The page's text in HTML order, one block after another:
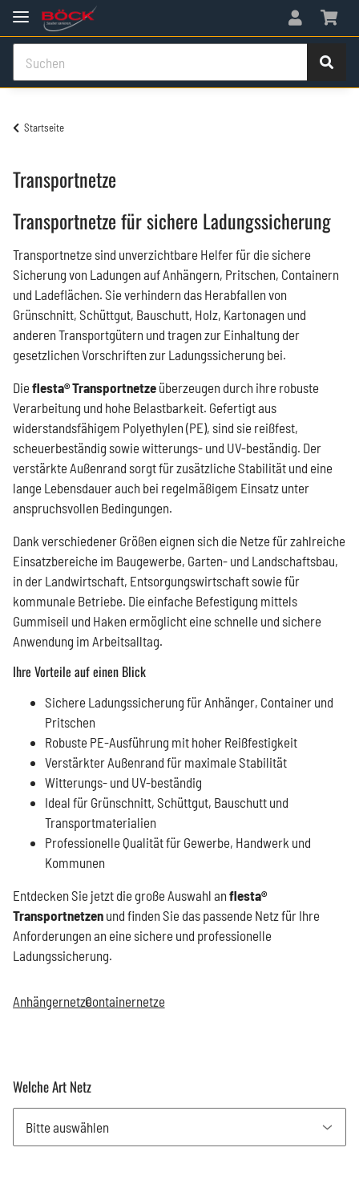
Startseite
Transportnetze
Transportnetze für sichere Ladungssicherung
Transportnetze sind unverzichtbare Helfer für die sichere
Sicherung von Ladungen auf Anhängern, Pritschen, Containern
und Ladeflächen. Sie verhindern das Herabfallen von
Grünschnitt, Schüttgut, Bauschutt, Holz, Kartonagen und
anderen Transportgütern und tragen zur Einhaltung der
gesetzlichen Vorschriften zur Ladungssicherung bei.
Dieflesta® Transportnetze überzeugen durch ihre robuste
Verarbeitung und hohe Belastbarkeit. Gefertigt aus
widerstandsfähigem Polyethylen (PE), sind sie reißfest,
scheuerbeständig sowie witterungs- und UV-beständig. Der
verstärkte Außenrand sorgt für zusätzliche Stabilität und eine
lange Lebensdauer auch bei regelmäßigem Einsatz unter
anspruchsvollen Bedingungen.
Dank verschiedener Größen eignen sich die Netze für zahlreiche
Einsatzbereiche im Baugewerbe, Garten- und Landschaftsbau,
in der Landwirtschaft, Entsorgungswirtschaft sowie für
kommunale Betriebe. Die einfache Befestigung mittels
Gummiseil und Haken ermöglicht eine schnelle und sichere
Anwendung im Arbeitsalltag.
Ihre Vorteile auf einen Blick
Sichere Ladungssicherung für Anhänger, Container und
Pritschen
Robuste PE-Ausführung mit hoher Reißfestigkeit
Verstärkter Außenrand für maximale Stabilität
Witterungs- und UV-beständig
Ideal für Grünschnitt, Schüttgut, Bauschutt und
Transportmaterialien
Professionelle Qualität für Gewerbe, Handwerk und
Kommunen
Entdecken Sie jetzt die große Auswahl an flesta®
Transportnetzen und finden Sie das passende Netz für Ihre
Anforderungen an eine sichere und professionelle
Ladungssicherung.
AnhängernetzeContainernetze
Welche Art Netz